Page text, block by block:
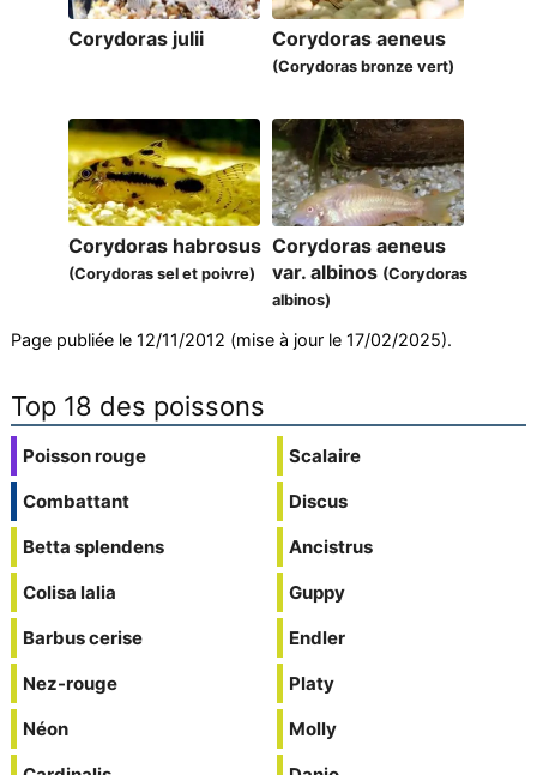
Corydoras julii Corydoras aeneus
(Corydoras bronze vert)
Corydoras habrosus
(Corydoras sel et poivre)
Corydoras aeneus
var. albinos (Corydoras
albinos)
Page publiée le 12/11/2012 (mise à jour le 17/02/2025).
Top 18 des poissons
Poisson rouge
Combattant
Betta splendens
Colisa lalia
Barbus cerise
Nez-rouge
Néon
Scalaire
Discus
Ancistrus
Guppy
Endler
Platy
Molly